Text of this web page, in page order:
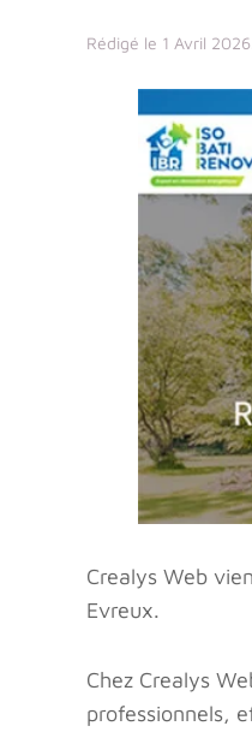
Rédigé le 1 Avril 2026
Crealys Web
Evreux.
Chez Crealys
professionnels,